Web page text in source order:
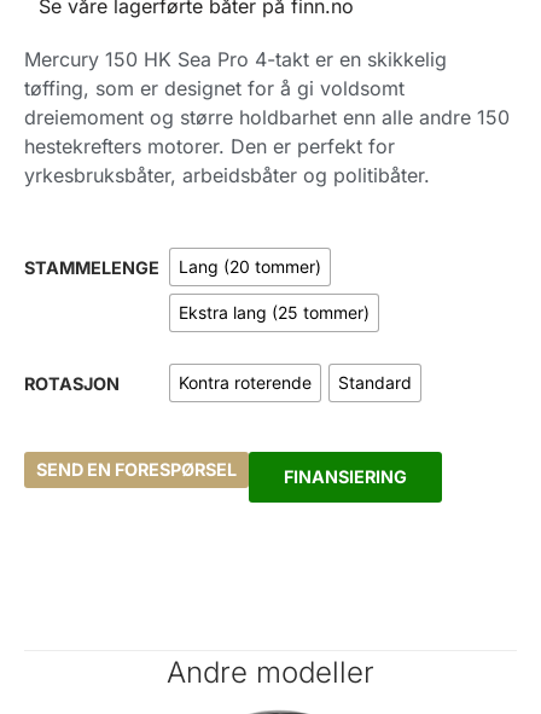
Se våre lagerførte båter på finn.no
Mercury 150 HK Sea Pro 4-takt er en skikkelig
tøffing, som er designet for å gi voldsomt
dreiemoment og større holdbarhet enn alle andre 150
hestekrefters motorer. Den er perfekt for
yrkesbruksbåter, arbeidsbåter og politibåter.
STAMMELENGE Lang (20 tommer)
Ekstra lang (25 tommer)
ROTASJON Kontra roterende Standard
SEND EN FORESPØRSEL FINANSIERING
Andre modeller